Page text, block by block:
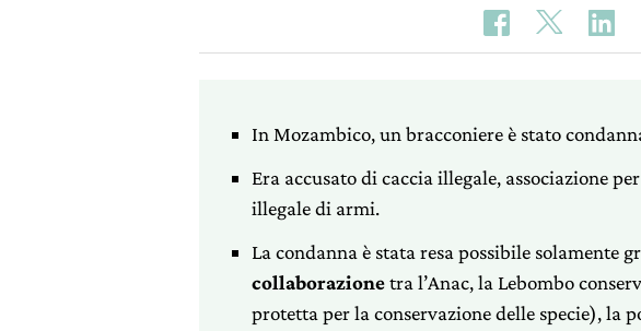
In Mozambico, un bracconiere è stato
Era accusato di caccia illegale, associazione
illegale di armi.
La condanna è stata resa possibile solamente
collaborazionetra l’Anac, la Lebombo
protetta per la conservazione delle specie), la